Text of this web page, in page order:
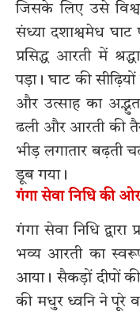
जिसके लिए उसे
संध्या दशाश्वमेध
प्रसिद्ध आरती में
पड़ा। घाट की
और उत्साह का
ढली और आरती की
भीड़ लगातार बढ़ती
डूब गया।
गंगा सेवा निधि की
गंगा सेवा निधि
भव्य आरती का
आया। सैकड़ों दीपों की
की मधुर ध्वनि ने पूरे